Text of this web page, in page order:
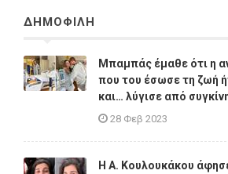
ΔΗΜΟΦΙΛΗ
Μπαμπάς έμαθε ότι η
που του έσωσε τη ζωή
και… λύγισε από
28 Φεβ 2023
Η A. Κουλουκάκου